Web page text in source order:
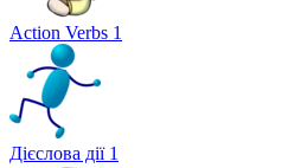
Action Verbs 1
Дієслова дії 1